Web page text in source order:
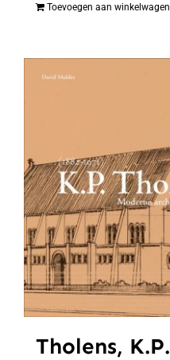
Toevoegen aan winkelwagen
Tholens, K.P.